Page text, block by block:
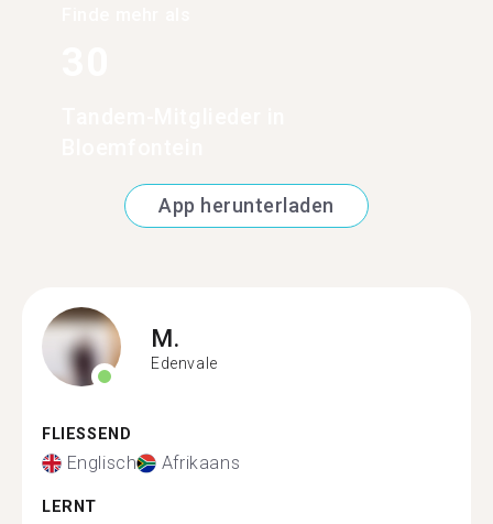
App herunterladen
M.
Edenvale
FLIESSEND
Englisch Afrikaans
LERNT